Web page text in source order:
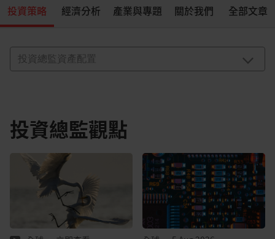
投資策略 經濟分析 產業與專題 關於我們 全部文章
投資總監觀點